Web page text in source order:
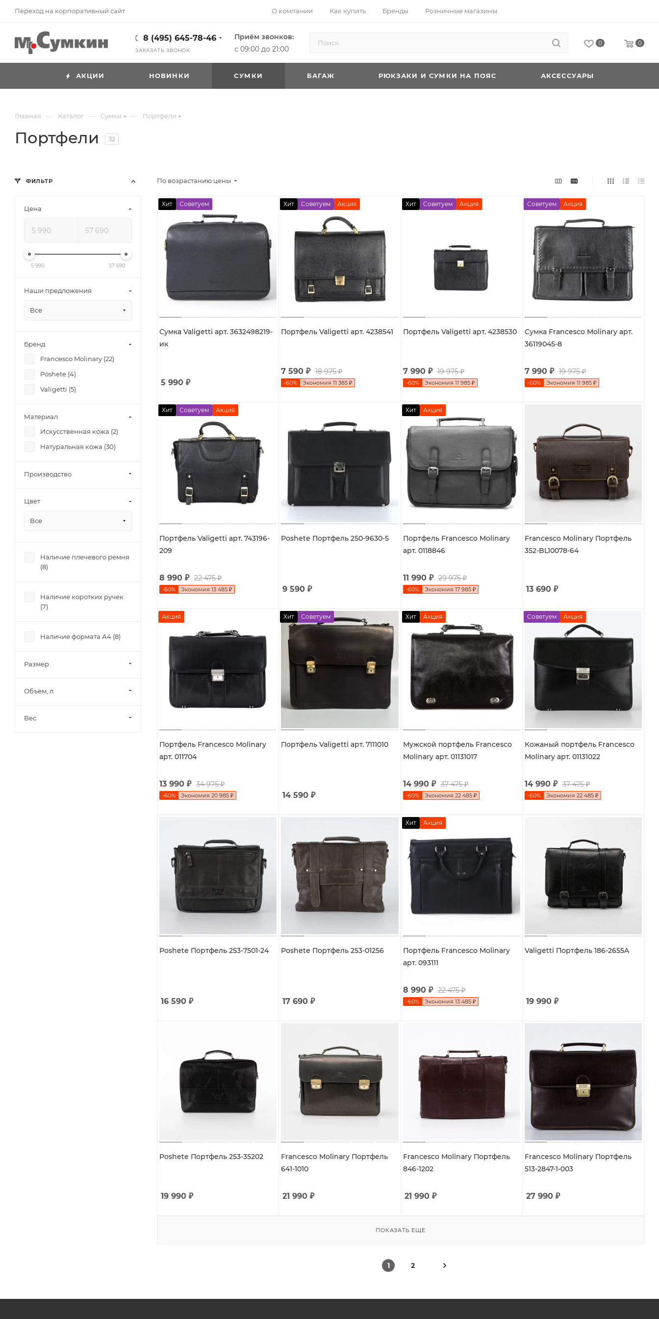
Переход на корпоративный сайт О компании Как купить Бренды Розничные магазины
8 (495) 645-78-46
ЗАКАЗАТЬ ЗВОНОК
Приём звонков:
с 09:00 до 21:00
0 0
АКЦИИ НОВИНКИ CУМКИ БАГАЖ РЮКЗАКИ И СУМКИ НА ПОЯС АКСЕССУАРЫ
Главная — Каталог — Cумки — Портфели
Портфели 32
По возрастанию цены
Хит Советуем
Сумка Valigetti арт. 3632498219-
ик
5 990 ₽
Хит Советуем Акция
Портфель Valigetti арт. 4238541
7 590 ₽ 18 975₽
-60% Экономия11 385 ₽
Хит Советуем Акция
Портфель Valigetti арт. 4238530
7 990₽ 19 975₽
-60% Экономия 11 985₽
Советуем Акция
Сумка Francesco Molinary арт.
36119045-8
7 990₽ 19 975₽
-60% Экономия 11 985₽
Хит Советуем Акция
Портфель Valigetti арт. 743196-
209
8 990 ₽ 22 475₽
-60% Экономия 13 485 ₽
Poshete Портфель 250-9630-5
9 590 ₽
Хит Акция
Портфель Francesсo Molinary
арт. 0118846
11 990₽ 29 975₽
-60% Экономия 17 985₽
Francesco Molinary Портфель
352-BL10078-64
13 690₽
Акция
Портфель Francesco Molinary
арт. 011704
13 990 ₽ 34 975₽
-60% Экономия 20 985 ₽
Хит Советуем
Портфель Valigetti арт. 7111010
14 590 ₽
Хит Акция
Мужской портфель Francesco
Molinary арт. 01131017
14 990₽ 37 475₽
-60% Экономия 22 485₽
Советуем Акция
Кожаный портфель Francesco
Molinary арт. 01131022
14 990₽ 37 475₽
-60% Экономия 22 485₽
Poshete Портфель 253-7501-24
16 590 ₽
Poshete Портфель 253-01256
17 690 ₽
Хит Акция
Портфель Francesco Molinary
арт. 093111
8 990₽ 22 475₽
-60% Экономия 13 485₽
Valigetti Портфель 186-2655A
19 990₽
Poshete Портфель 253-35202
19 990 ₽
Francesco Molinary Портфель
641-1010
21 990 ₽
Francesco Molinary Портфель
846-1202
21 990₽
Francesco Molinary Портфель
513-2847-1-003
27 990₽
ПОКАЗАТЬ ЕЩЕ
1 2
ФИЛЬТР
Цена
5 990 57 690
Наши предложения
Все
Бренд
Francesco Molinary (22)
Poshete (4)
Valigetti (5)
Материал
Искусственная кожа (2)
Натуральная кожа (30)
Производство
Цвет
Все
Наличие плечевого ремня
(8)
Наличие коротких ручек
(7)
Наличие формата А4 (8)
Размер
Объем, л
Вес